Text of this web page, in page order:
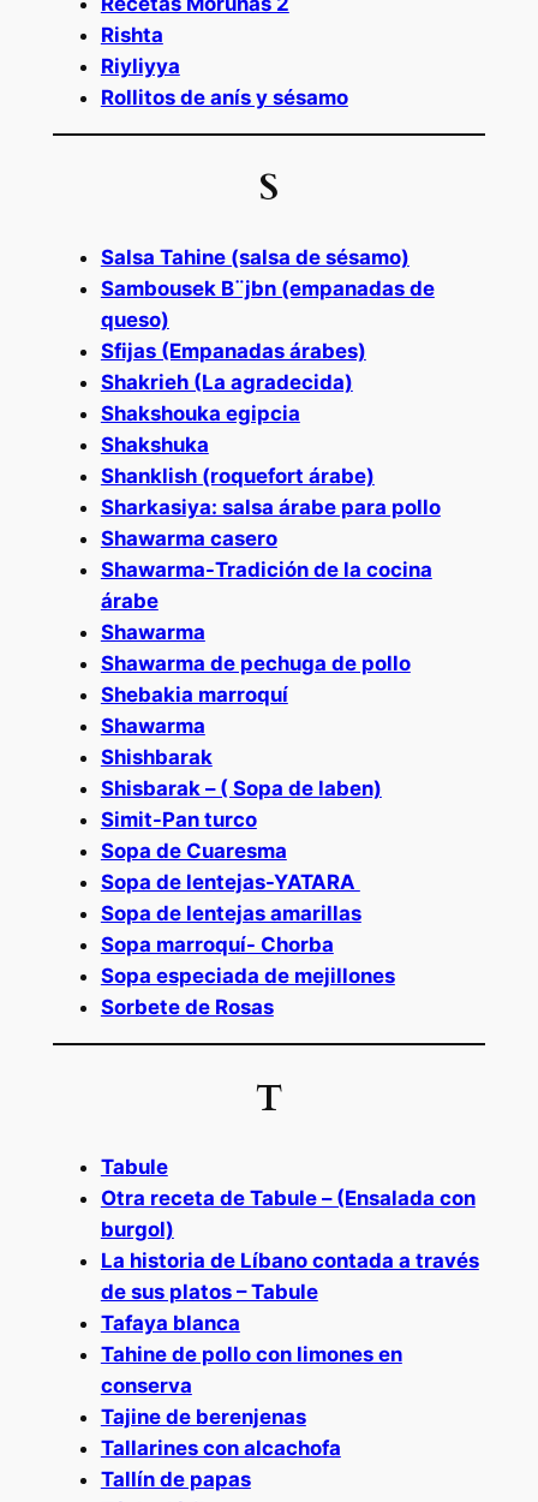
Rishta
Riyliyya
Rollitos de anís y sésamo
S
Salsa Tahine (salsa de sésamo)
Sambousek B¨jbn (empanadas de
queso)
Sfijas (Empanadas árabes)
Shakrieh (La agradecida)
Shakshouka egipcia
Shakshuka
Shanklish (roquefort árabe)
Sharkasiya: salsa árabe para pollo
Shawarma casero
Shawarma-Tradición de la cocina
árabe
Shawarma
Shawarma de pechuga de pollo
Shebakia marroquí
Shawarma
Shishbarak
Shisbarak – ( Sopa de laben)
Simit-Pan turco
Sopa de Cuaresma
Sopa de lentejas-YATARA
Sopa de lentejas amarillas
Sopa marroquí- Chorba
Sopa especiada de mejillones
Sorbete de Rosas
T
Tabule
Otra receta de Tabule – (Ensalada con
burgol)
La historia de Líbano contada a través
de sus platos – Tabule
Tafaya blanca
Tahine de pollo con limones en
conserva
Tajine de berenjenas
Tallarines con alcachofa
Tallín de papas